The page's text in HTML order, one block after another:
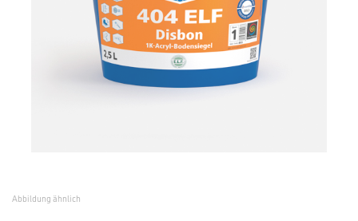
Abbildung ähnlich